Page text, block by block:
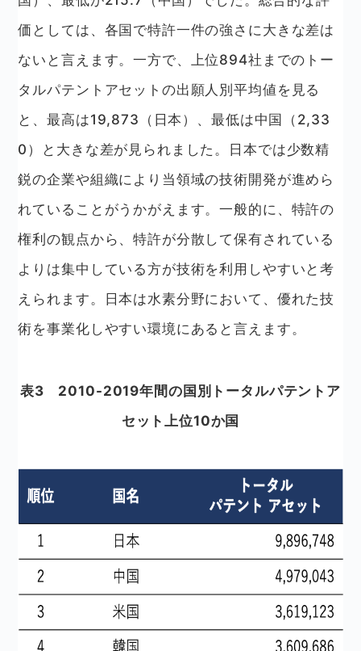
価としては、各国で特許一件の強さに大きな差は
ないと言えます。一方で、上位894社までのトー
タルパテントアセットの出願人別平均値を見る
と、最高は19,873（日本）、最低は中国（2,33
0）と大きな差が見られました。日本では少数精
鋭の企業や組織により当領域の技術開発が進めら
れていることがうかがえます。一般的に、特許の
権利の観点から、特許が分散して保有されている
よりは集中している方が技術を利用しやすいと考
えられます。日本は水素分野において、優れた技
術を事業化しやすい環境にあると言えます。
表3 2010-2019年間の国別トータルパテントア
セット上位10か国